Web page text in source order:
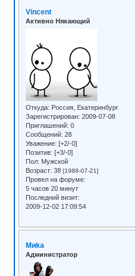
Vincent
Активно Някающий
Откуда: Россия, Екатеринбург
Зарегистрирован: 2009-07-08
Приглашений: 0
Сообщений: 28
Уважение: [+2/-0]
Позитив: [+3/-0]
Пол: Мужской
Возраст: 38[1988-07-21]
Провел на форуме:
5 часов 20 минут
Последний визит:
2009-12-02 17:09:54
Миkа
Администратор